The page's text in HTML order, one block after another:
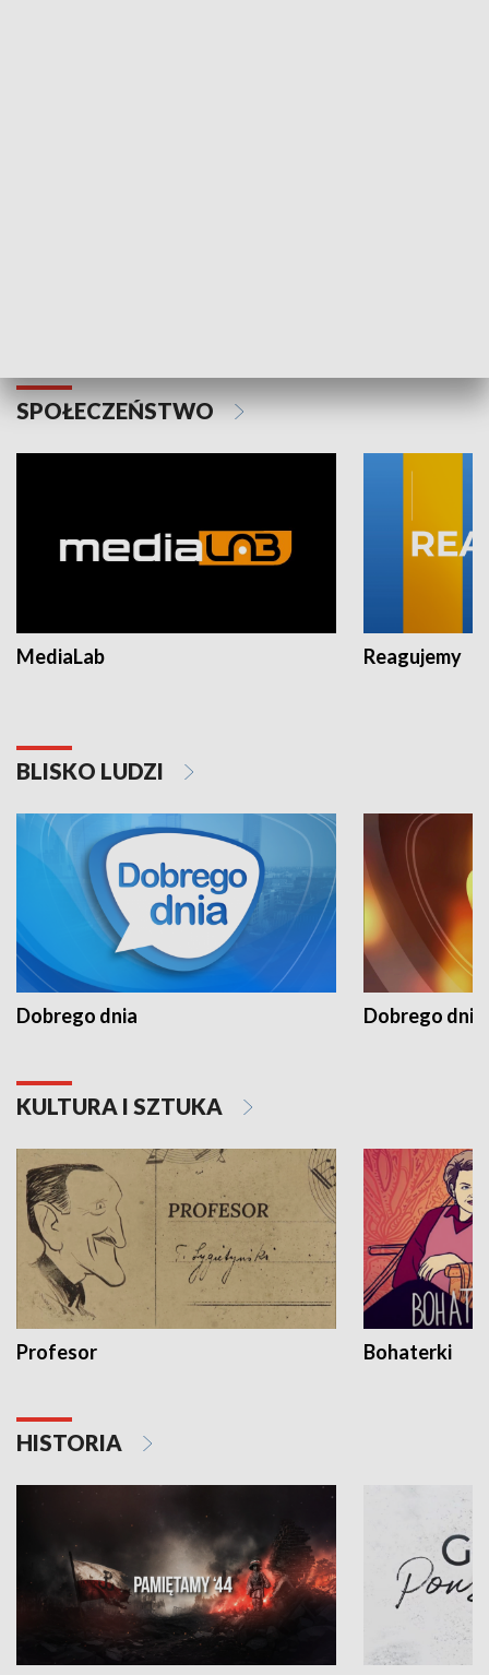
SPOŁECZEŃSTWO
MediaLab Reagujemy
BLISKO LUDZI
Dobrego dnia Dobrego dnia
KULTURA I SZTUKA
Profesor Bohaterki
HISTORIA